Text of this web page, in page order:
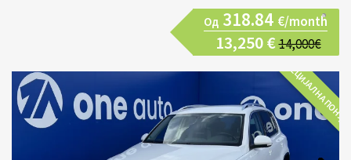
Од 318.84 €/month
13,250 €14,000€
СПЕЦИЈАЛНА